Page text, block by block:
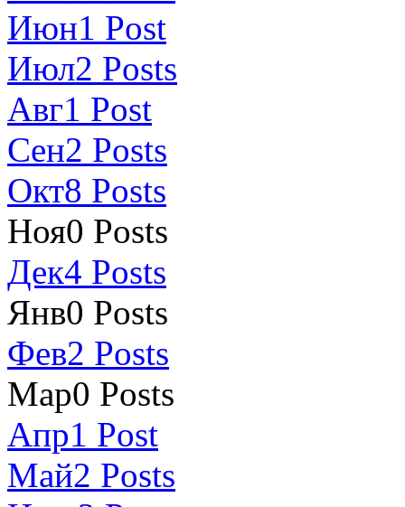
Июн1 Post
Июл2 Posts
Авг1 Post
Сен2 Posts
Окт8 Posts
Ноя0 Posts
Дек4 Posts
Янв0 Posts
Фев2 Posts
Мар0 Posts
Апр1 Post
Май2 Posts